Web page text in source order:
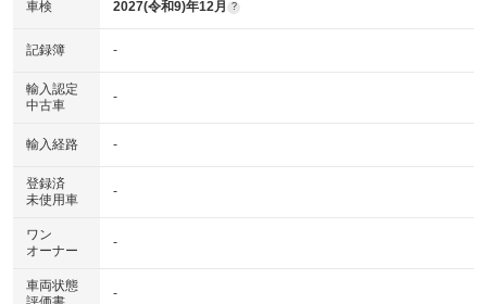
車検 2027(令和9)年12月 ?
記録簿 -
輸入認定
中古車
-
輸入経路 -
登録済
未使用車
-
ワン
オーナー
-
車両状態
-